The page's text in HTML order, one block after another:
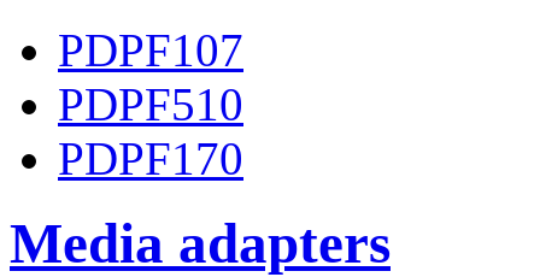
PDPF107
PDPF510
PDPF170
Media adapters